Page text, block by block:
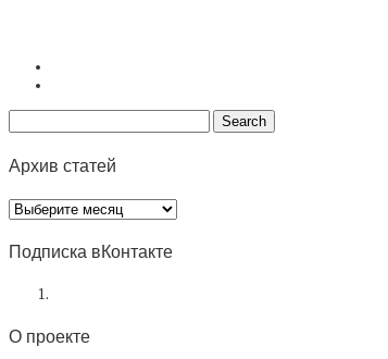
Архив статей
Архив
статей
Подписка вКонтакте
О проекте